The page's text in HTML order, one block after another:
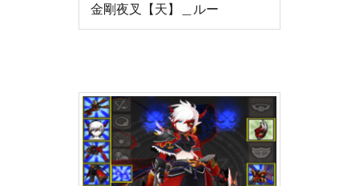
金剛夜叉【天】＿ルー